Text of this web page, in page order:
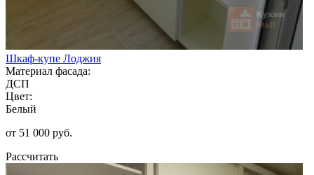
Шкаф-купе Лоджия
Материал фасада:
ДСП
Цвет:
Белый
от 51 000 руб.
Рассчитать